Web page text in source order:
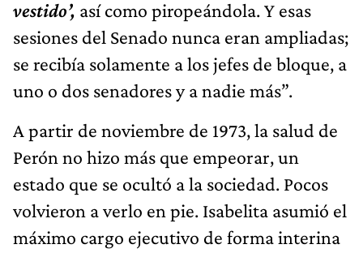
vestido’, así como piropeándola. Y esas
sesiones del Senado nunca eran ampliadas;
se recibía solamente a los jefes de bloque, a
uno o dos senadores y a nadie más”.
A partir de noviembre de 1973, la salud de
Perón no hizo más que empeorar, un
estado que se ocultó a la sociedad. Pocos
volvieron a verlo en pie. Isabelita asumió el
máximo cargo ejecutivo de forma interina